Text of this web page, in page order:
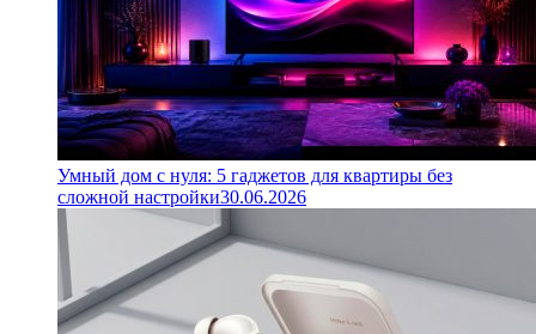
Умный дом с нуля: 5 гаджетов для квартиры без
сложной настройки30.06.2026